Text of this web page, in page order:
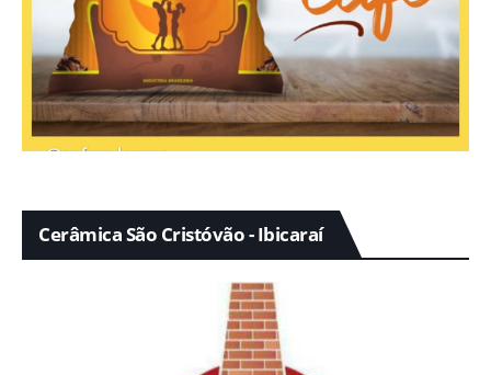
Cerâmica São Cristóvão - Ibicaraí